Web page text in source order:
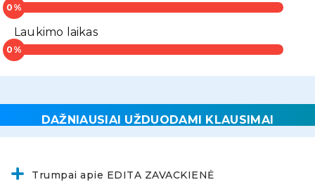
Laukimo laikas
DAŽNIAUSIAI UŽDUODAMI KLAUSIMAI
Trumpai apie EDITA ZAVACKIENĖ